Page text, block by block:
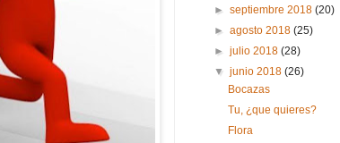
►septiembre 2018(20)
►agosto 2018(25)
►julio 2018(28)
▼junio 2018(26)
Bocazas
Tu, ¿que quieres?
Flora